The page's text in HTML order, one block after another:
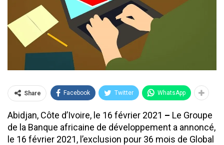
Share Facebook Twitter WhatsApp
Abidjan, Côte d’Ivoire, le 16 février 2021 – Le Groupe
de la Banque africaine de développement a annoncé,
le 16 février 2021, l’exclusion pour 36 mois de Global